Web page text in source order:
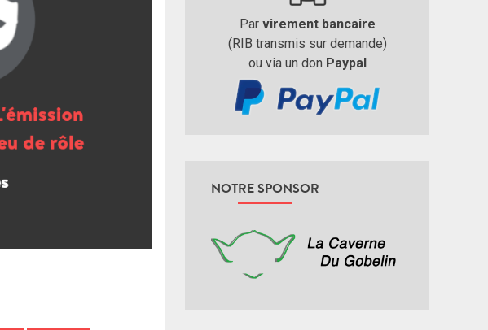
Par virement bancaire
(RIB transmis sur demande)
ou via un don Paypal
NOTRE SPONSOR